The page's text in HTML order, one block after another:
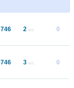
746 2 м/с 0
746 3 м/с 0